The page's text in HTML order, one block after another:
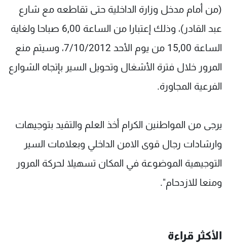
(من أمام مدخل وزارة الداخلية حتى تقاطعه مع شارع
عبد القادر)، وذلك إعتبارا من الساعة 6,00 صباحا ولغاية
الساعة 15,00 من يوم الأحد 7/10/2012، وسيتم منع
المرور خلال فترة الأشغال وتحويل السير بإتجاه الشوارع
الفرعية المجاورة.
يرجى من المواطنين الكرام أخذ العلم والتقيد بتوجيهات
وارشادات رجال قوى الامن الداخلي وبعلامات السير
التوجيهية الموضوعة في المكان تسهيلا لحركة المرور
ومنعا للازدحام".
الأكثر قراءة
لاعلاناتكم
شروط الإسـتخدام
سياسة الخصوصية